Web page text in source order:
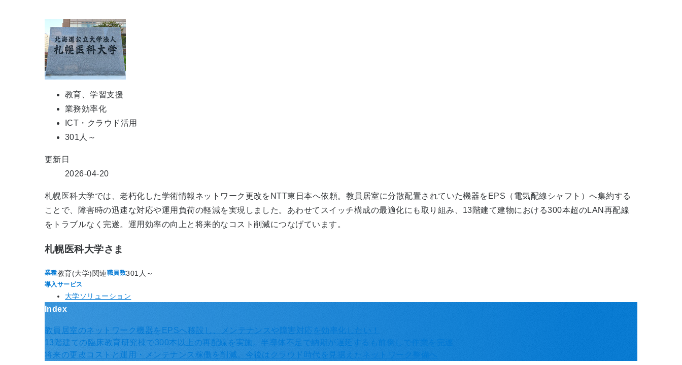
教育、学習支援
業務効率化
ICT・クラウド活用
301人～
更新日
2026-04-20
札幌医科大学では、老朽化した学術情報ネットワーク更改をNTT東日本へ依頼。教員居室に分散配置されていた機器をEPS（電気配線シャフト）へ集約する
ことで、障害時の迅速な対応や運用負荷の軽減を実現しました。あわせてスイッチ構成の最適化にも取り組み、13階建て建物における300本超のLAN再配線
をトラブルなく完遂。運用効率の向上と将来的なコスト削減につなげています。
札幌医科大学さま
業種教育(大学)関連職員数301人～
導入サービス
大学ソリューション
Index
教員居室のネットワーク機器をEPSへ移設し、メンテナンスや障害対応を効率化したい！
13階建ての臨床教育研究棟で300本以上の再配線を実施。半導体不足で納期が遅延するも前倒しで作業を完遂
将来の更改コストと運用・メンテナンス稼働を削減。今後はクラウド時代を見据えたネットワーク整備へ